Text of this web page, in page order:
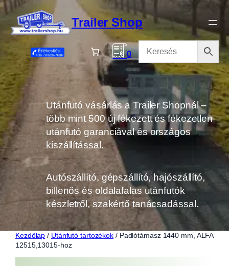
Ugrás
tartalomhoz
Trailer Shop
0
Utánfutó vásárlás a Trailer Shopnál –
több mint 500 új fékezett és fékezetlen
utánfutó garanciával és országos
kiszállítással.
Autószállító, gépszállító, hajószállító,
billenős és oldalafalas utánfutók
készletről, szakértő tanácsadással.
Kezdőlap / Utánfutó tartozékok / Padlótámasz 1440 mm, ALFA
12515,13015-hoz